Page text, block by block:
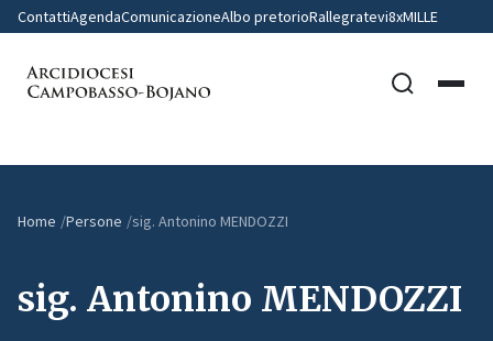
ContattiAgendaComunicazioneAlbo pretorioRallegratevi8xMILLE
Home Persone sig. Antonino MENDOZZI
sig. Antonino MENDOZZI